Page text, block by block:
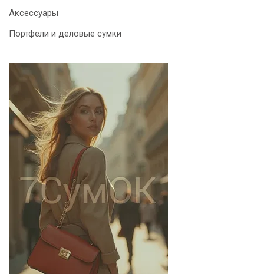
Аксессуары
Портфели и деловые сумки